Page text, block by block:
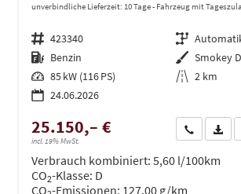
unverbindliche Lieferzeit: 10 Tage Fahrzeug mit
Fahrzeugnr. 423340 Getriebe
Kraftstoff Benzin Außenfarbe
Leistung 85 kW (116 PS) Kilometerstand 2 km
24.06.2026
25.150,– €
incl. 19% MwSt.
Wir rufen
Verbrauch kombiniert: 5,60 l/100km
CO2-Klasse: D
CO -Emissionen: 127,00 g/km